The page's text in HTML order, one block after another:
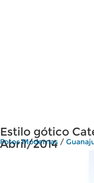
Estilo gótico
Abril/2014
Fotos Modernas /